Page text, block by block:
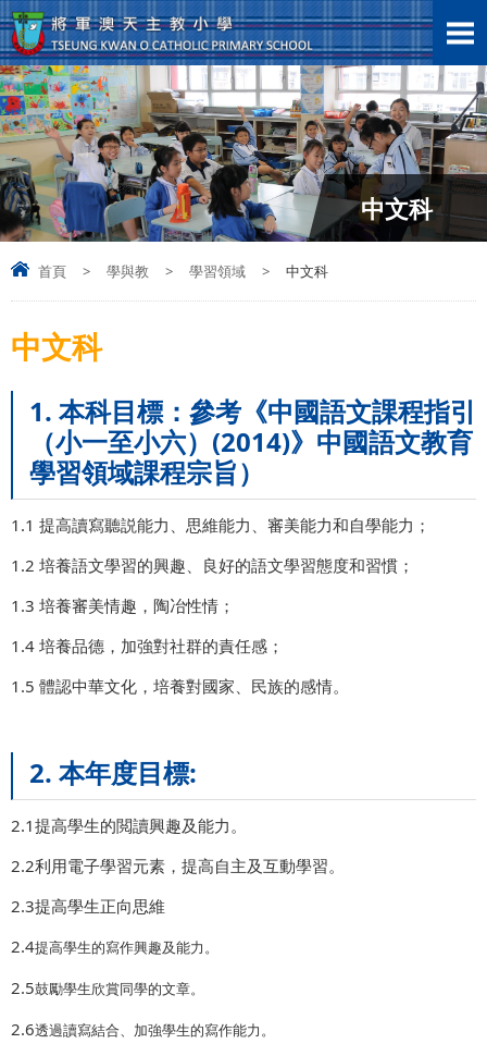
中文科
首頁 > 學與教 > 學習領域 > 中文科
中文科
1. 本科目標：參考《中國語文課程指引
（小一至小六）(2014)》中國語文教育
學習領域課程宗旨）
1.1 提高讀寫聽説能力、思維能力、審美能力和自學能力；
1.2 培養語文學習的興趣、良好的語文學習態度和習慣；
1.3 培養審美情趣，陶冶性情；
1.4 培養品德，加強對社群的責任感；
1.5 體認中華文化，培養對國家、民族的感情。
2. 本年度目標:
2.1提高學生的閲讀興趣及能力。
2.2利用電子學習元素，提高自主及互動學習。
2.3提高學生正向思維
2.4提高學生的寫作興趣及能力。
2.5鼓勵學生欣賞同學的文章。
2.6透過讀寫結合、加強學生的寫作能力。